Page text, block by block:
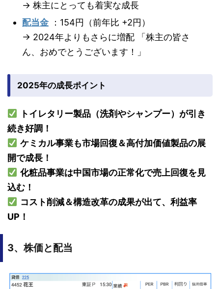
→ 株主にとっても着実な成長
配当金 ：154円（前年比 +2円）
→ 2024年よりもさらに増配 「株主の皆さ
ん、おめでとうございます！」
2025年の成長ポイント
トイレタリー製品（洗剤やシャンプー）が引き
続き好調！
ケミカル事業も市場回復＆高付加価値製品の展
開で成長！
化粧品事業は中国市場の正常化で売上回復を見
込む！
コスト削減＆構造改革の成果が出て、利益率
UP！
3、株価と配当